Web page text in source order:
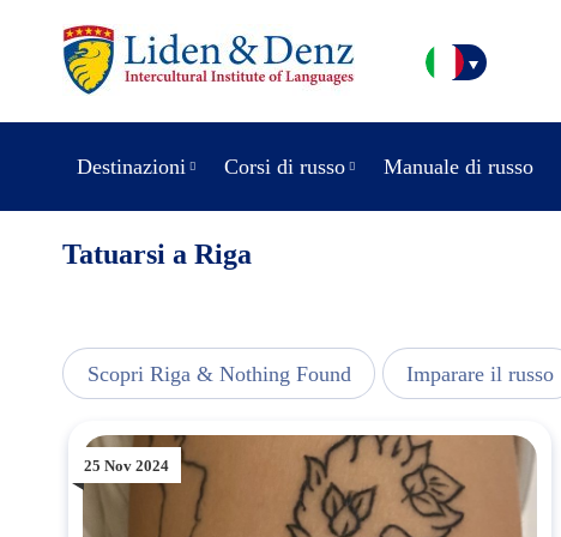
Destinazioni Corsi di russo Manuale di russo
Tatuarsi a Riga
Scopri Riga & Nothing Found Imparare il russo
25 Nov 2024